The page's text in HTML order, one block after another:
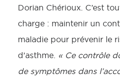
Dorian Chérioux. C’est
charge : maintenir un
maladie pour prévenir le
d’asthme.
« Ce contrôle
de symptômes dans